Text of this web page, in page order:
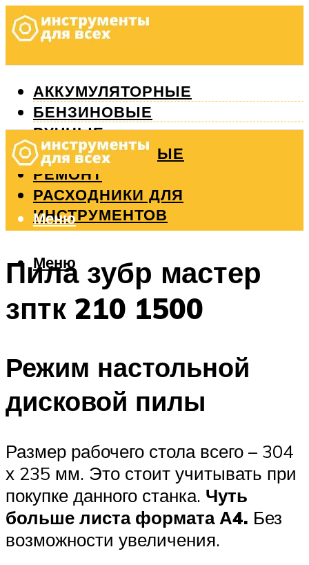
АККУМУЛЯТОРНЫЕ
БЕНЗИНОВЫЕ
РУЧНЫЕ
ИЗМЕРИТЕЛЬНЫЕ
РЕМОНТ
РАСХОДНИКИ ДЛЯ
ИНСТРУМЕНТОВ
Меню
Меню
Пила зубр мастер
зптк 210 1500
Режим настольной
дисковой пилы
Размер рабочего стола всего – 304
х 235 мм. Это стоит учитывать при
покупке данного станка. Чуть
больше листа формата А4. Без
возможности увеличения.